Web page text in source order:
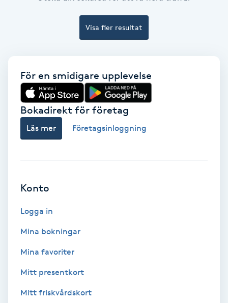
Balayage
Bambumassage
Barber
BIAB
Bottenfärg
Brynformning
Visa fler resultat
För en smidigare upplevelse
Bokadirekt för företag
Läs mer Företagsinloggning
Konto
Logga in
Mina bokningar
Mina favoriter
Mitt presentkort
Mitt friskvårdskort